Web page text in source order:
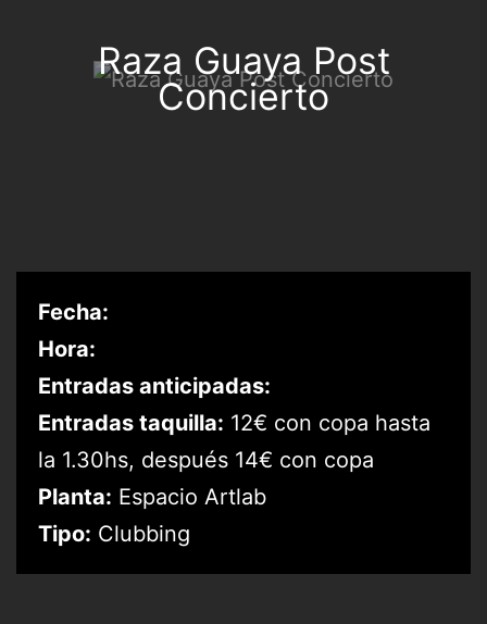
Raza Guaya Post
Concierto
Fecha:
Hora:
Entradas anticipadas:
Entradas taquilla: 12€ con copa hasta
la 1.30hs, después 14€ con copa
Planta: Espacio Artlab
Tipo: Clubbing